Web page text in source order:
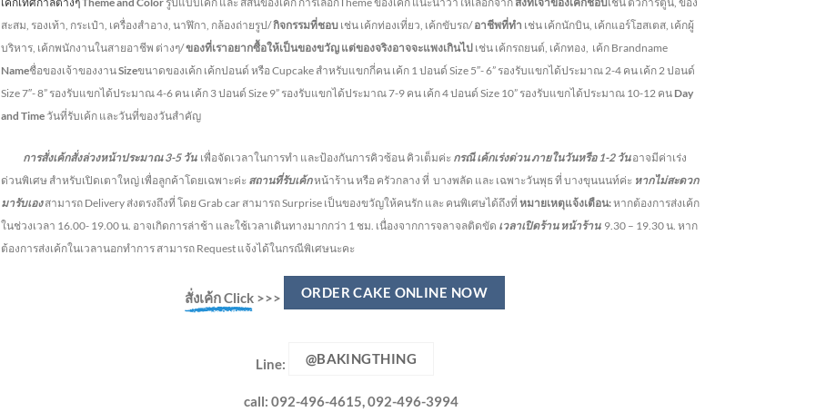
สะสม, รองเท้า, กระเป๋า, เครื่องสำอาง, นาฬิกา, กล้องถ่ายรูป/กิจกรรมที่ชอบ เช่น เค้กท่องเที่ยว, เค้กขับรถ/อาชีพที่ทำ เช่น เค้กนักบิน, เค้กแอร์โฮสเตส, เค้กผู้
บริหาร, เค้กพนักงานในสายอาชีพ ต่างๆ/ของที่เราอยากซื้อให้เป็นของขวัญ แต่ของจริงอาจจะแพงเกินไปเช่น เค้กรถยนต์, เค้กทอง, เค้ก Brandname
Nameชื่อของเจ้าของงานSizeขนาดของเค้ก เค้กปอนด์ หรือ Cupcake สำหรับแขกกี่คน เค้ก 1 ปอนด์ Size 5″- 6” รองรับแขกได้ประมาณ 2-4 คน เค้ก 2 ปอนด์
Size 7″- 8” รองรับแขกได้ประมาณ 4-6 คน เค้ก 3 ปอนด์ Size 9” รองรับแขกได้ประมาณ 7-9 คน เค้ก 4 ปอนด์ Size 10” รองรับแขกได้ประมาณ 10-12 คน Day
and Time วันที่รับเค้ก และวันที่ของวันสำคัญ
การสั่งเค้กสั่งล่วงหน้าประมาณ3-5 วัน เพื่อจัดเวลาในการทำ และป้องกันการคิวซ้อน คิวเต็มค่ะ กรณี เค้กเร่งด่วนภายในวันหรือ 1-2 วัน อาจมีค่าเร่ง
ด่วนพิเศษ สำหรับเปิดเตาใหญ่ เพื่อลูกค้าโดยเฉพาะค่ะ สถานที่รับเค้กหน้าร้าน หรือ ครัวกลาง ที่ บางพลัด และ เฉพาะวันพุธ ที่ บางขุนนนท์ค่ะ หากไม่สะดวก
มารับเองสามารถ Delivery ส่งตรงถึงที่ โดย Grab car สามารถ Surprise เป็นของขวัญให้คนรัก และ คนพิเศษได้ถึงที่ หมายเหตุแจ้งเตือน:หากต้องการส่งเค้ก
ในช่วงเวลา 16.00- 19.00 น. อาจเกิดการล่าช้า และใช้เวลาเดินทางมากกว่า 1 ชม. เนื่องจากการจลาจลติดขัด เวลาเปิดร้าน หน้าร้าน 9.30 – 19.30 น. หาก
ต้องการส่งเค้กในเวลานอกทำการ สามารถ Request แจ้งได้ในกรณีพิเศษนะคะ
สั่งเค้ก Click >>> ORDER CAKE ONLINE NOW
Line: @BAKINGTHING
call: 092-496-4615, 092-496-3994